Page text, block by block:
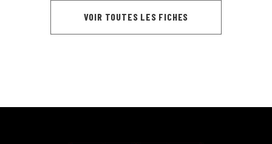
VOIR TOUTES LES FICHES